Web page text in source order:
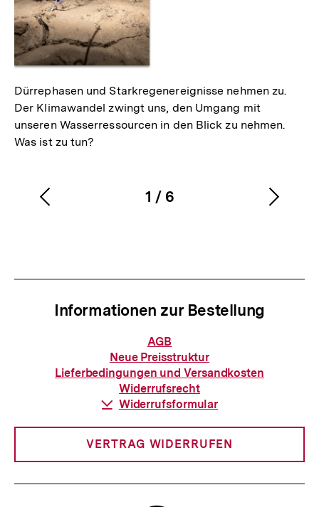
Dürrephasen und Starkregenereignisse nehmen zu.
Der Klimawandel zwingt uns, den Umgang mit
unseren Wasserressourcen in den Blick zu nehmen.
Was ist zu tun?
Karussellinhalt
1
von
/ 6
Vorherigen
Informationen zur Bestellung
Informationen
zur
Bestellung
AGB
Neue Preisstruktur
Lieferbedingungen und Versandkosten
Widerrufsrecht
Download-
Widerrufsformular
VERTRAG WIDERRUFEN